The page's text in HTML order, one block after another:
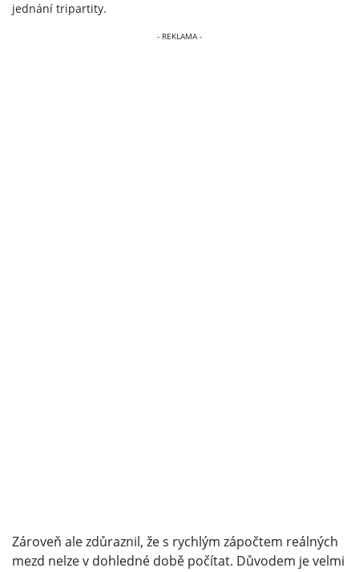
jednání tripartity.
Zároveň ale zdůraznil, že s rychlým zápočtem reálných
mezd nelze v dohledné době počítat. Důvodem je velmi